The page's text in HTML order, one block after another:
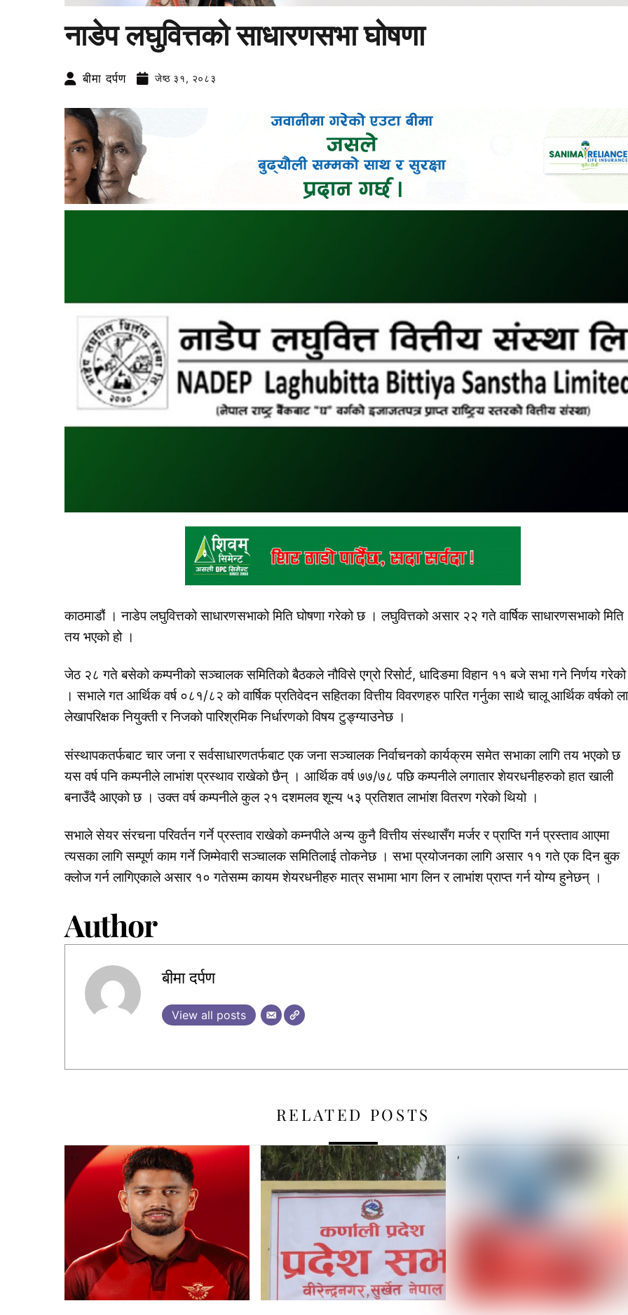
नाडेप लघुवित्तको साधारणसभा घोषणा
बीमा दर्पण जेष्ठ ३१, २०८३
काठमाडौं । नाडेप लघुवित्तको साधारणसभाको मिति घोषणा गरेको छ । लघुवित्तको असार २२ गते वार्षिक साधारणसभाको मिति
तय भएको हो ।
जेठ २८ गते बसेको कम्पनीको सञ्चालक समितिको बैठकले नौविसे एग्रो रिसोर्ट, धादिङमा विहान ११ बजे सभा गने निर्णय गरेको
। सभाले गत आर्थिक वर्ष ०८१/८२ को वार्षिक प्रतिवेदन सहितका वित्तीय विवरणहरु पारित गर्नुका साथै चालू आर्थिक वर्षको
लेखापरिक्षक नियुक्ती र निजको पारिश्रमिक निर्धारणको विषय टुङ्ग्याउनेछ ।
संस्थापकतर्फबाट चार जना र सर्वसाधारणतर्फबाट एक जना सञ्चालक निर्वाचनको कार्यक्रम समेत सभाका लागि तय भएको छ
यस वर्ष पनि कम्पनीले लाभांश प्रस्थाव राखेको छैन् । आर्थिक वर्ष ७७/७८ पछि कम्पनीले लगातार शेयरधनीहरुको हात खाली
बनाउँदै आएको छ । उक्त वर्ष कम्पनीले कुल २१ दशमलव शून्य ५३ प्रतिशत लाभांश वितरण गरेको थियो ।
सभाले सेयर संरचना परिवर्तन गर्ने प्रस्ताव राखेको कम्नपीले अन्य कुनै वित्तीय संस्थासँग मर्जर र प्राप्ति गर्न प्रस्ताव आएमा
त्यसका लागि सम्पूर्ण काम गर्ने जिम्मेवारी सञ्चालक समितिलाई तोकनेछ । सभा प्रयोजनका लागि असार ११ गते एक दिन बुक
क्लोज गर्न लागिएकाले असार १० गतेसम्म कायम शेयरधनीहरु मात्र सभामा भाग लिन र लाभांश प्राप्त गर्न योग्य हुनेछन् ।
Author
बीमा दर्पण
View all posts
RELATED POSTS
,, ,